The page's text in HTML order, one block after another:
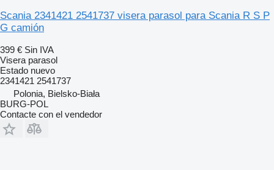
Scania 2341421 2541737 visera parasol para Scania R S P
G camión
399 € Sin IVA
Visera parasol
Estado nuevo
2341421 2541737
Polonia, Bielsko-Biała
BURG-POL
Contacte con el vendedor